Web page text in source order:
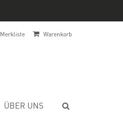
Merkliste Warenkorb
ÜBER UNS